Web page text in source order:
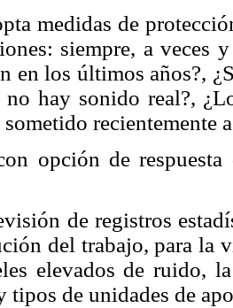
medidas de
siempre, a veces
en los últimos años?,
no hay sonido real?,
sometido
opción de
de registros
del trabajo, para la
elevados de ruido,
tipos de unidades de